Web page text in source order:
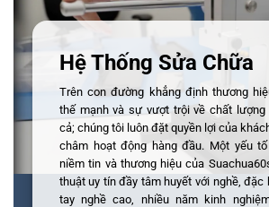
Hệ Thống Sửa Chữa
Trên con đường khẳng định thương
thế mạnh và sự vượt trội về chất lượng
cả; chúng tôi luôn đặt quyền lợi của
châm hoạt động hàng đầu. Một yếu
niềm tin và thương hiệu của
thuật uy tín đầy tâm huyết với nghề, đặc
tay nghề cao, nhiều năm kinh